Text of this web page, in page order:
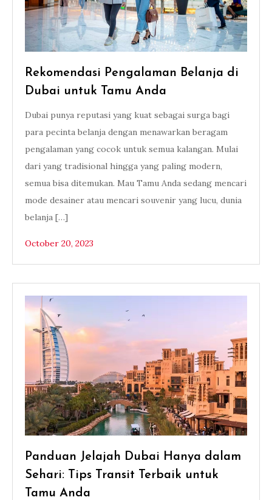
Rekomendasi Pengalaman Belanja di
Dubai untuk Tamu Anda
Dubai punya reputasi yang kuat sebagai surga bagi
para pecinta belanja dengan menawarkan beragam
pengalaman yang cocok untuk semua kalangan. Mulai
dari yang tradisional hingga yang paling modern,
semua bisa ditemukan. Mau Tamu Anda sedang mencari
mode desainer atau mencari souvenir yang lucu, dunia
belanja […]
October 20, 2023
Panduan Jelajah Dubai Hanya dalam
Sehari: Tips Transit Terbaik untuk
Tamu Anda